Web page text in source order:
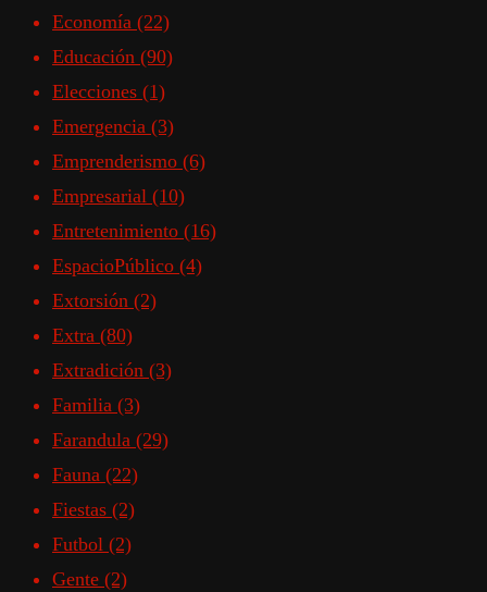
Economía (22)
Educación (90)
Elecciones (1)
Emergencia (3)
Emprenderismo (6)
Empresarial (10)
Entretenimiento (16)
EspacioPúblico (4)
Extorsión (2)
Extra (80)
Extradición (3)
Familia (3)
Farandula (29)
Fauna (22)
Fiestas (2)
Futbol (2)
Gente (2)